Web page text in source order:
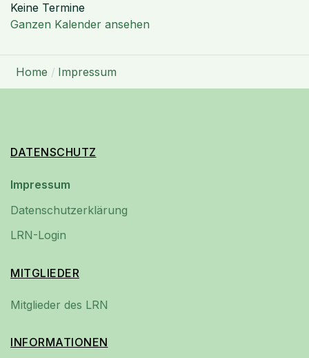
Keine Termine
Ganzen Kalender ansehen
Home Impressum
DATENSCHUTZ
Impressum
Datenschutzerklärung
LRN-Login
MITGLIEDER
Mitglieder des LRN
INFORMATIONEN